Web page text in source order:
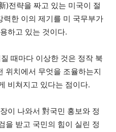
)전략을 짜고 있는 미국이 절
한 이의 제기를 미 국무부가
하고 있는 것이다.
때마다 이상한 것은 정작 북
위치에서 무엇을 조율하는지
비쳐지고 있다는 점이다.
이 나와서 對국민 홍보와 정
을 받고 국민의 힘이 실린 정